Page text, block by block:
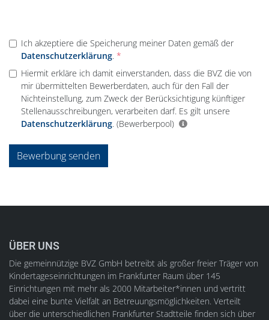
Ich akzeptiere die Speicherung meiner Daten gemäß der
Datenschutzerklärung.
Hiermit erkläre ich damit einverstanden, dass die BVZ die von
mir übermittelten Bewerberdaten, auch für den Fall der
Nichteinstellung, zum Zweck der Berücksichtigung künftiger
Stellenausschreibungen, verarbeiten darf. Es gilt unsere
Datenschutzerklärung. (Bewerberpool)
Bewerbung senden
ÜBER UNS
Die gemeinnützige BVZ GmbH betreibt als großer freier Träger von
Kindertageseinrichtungen im Frankfurter Raum über 145
Einrichtungen mit mehr als 2000 Mitarbeiter*innen und vertritt
dabei eine bunte Vielfalt an Betreuungsmöglichkeiten. Verteilt
über die unterschiedlichen Frankfurter Stadtteile finden sich über